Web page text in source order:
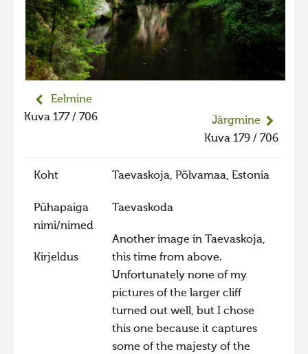
Eelmine
Kuva 177 / 706
Järgmine
Kuva 179 / 706
Koht Taevaskoja, Põlvamaa, Estonia
Pühapaiga
nimi/nimed
Taevaskoda
Kirjeldus
Another image in Taevaskoja,
this time from above.
Unfortunately none of my
pictures of the larger cliff
turned out well, but I chose
this one because it captures
some of the majesty of the